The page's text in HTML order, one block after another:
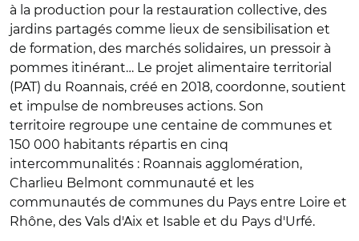
à la production pour la restauration collective, des
jardins partagés comme lieux de sensibilisation et
de formation, des marchés solidaires, un pressoir à
pommes itinérant… Le projet alimentaire territorial
(PAT) du Roannais, créé en 2018, coordonne, soutient
et impulse de nombreuses actions. Son
territoire regroupe une centaine de communes et
150 000 habitants répartis en cinq
intercommunalités : Roannais agglomération,
Charlieu Belmont communauté et les
communautés de communes du Pays entre Loire et
Rhône, des Vals d'Aix et Isable et du Pays d'Urfé.